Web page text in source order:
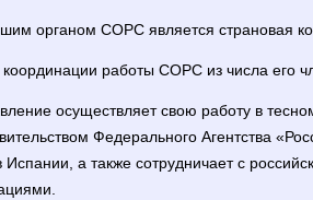
органом СОРС является страновая
работы СОРС из числа его
осуществляет свою работу в
Федерального Агентства
Испании, а также сотрудничает с